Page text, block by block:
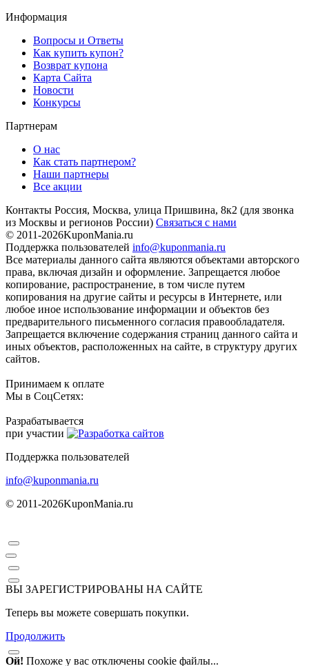
Информация
Вопросы и Ответы
Как купить купон?
Возврат купона
Карта Сайта
Новости
Конкурсы
Партнерам
О нас
Как стать партнером?
Наши партнеры
Все акции
Контакты Россия, Москва, улица Пришвина, 8к2 (для звонка
из Москвы и регионов России) Связаться с нами
© 2011-2026KuponMania.ru
Поддержка пользователей info@kuponmania.ru
Все материалы данного сайта являются объектами авторского
права, включая дизайн и оформление. Запрещается любое
копирование, распространение, в том числе путем
копирования на другие сайты и ресурсы в Интернете, или
любое иное использование информации и объектов без
предварительного письменного согласия правообладателя.
Запрещается включение содержания страниц данного сайта и
иных объектов, расположенных на сайте, в структуру других
сайтов.
Принимаем к оплате
Мы в СоцСетях:
Разрабатывается
при участии
Поддержка пользователей
info@kuponmania.ru
© 2011-2026KuponMania.ru
ВЫ ЗАРЕГИСТРИРОВАНЫ НА САЙТЕ
Теперь вы можете совершать покупки.
Продолжить
Ой! Похоже у вас отключены cookie файлы...